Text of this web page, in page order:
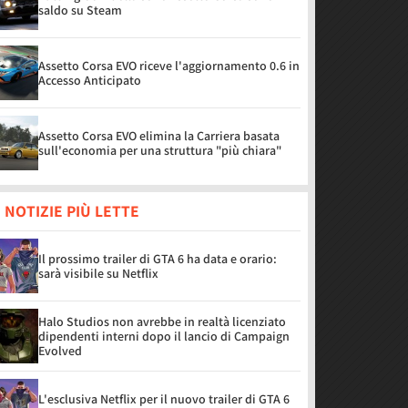
saldo su Steam
Assetto Corsa EVO riceve l'aggiornamento 0.6 in
Accesso Anticipato
Assetto Corsa EVO elimina la Carriera basata
sull'economia per una struttura "più chiara"
NOTIZIE PIÙ LETTE
Il prossimo trailer di GTA 6 ha data e orario:
sarà visibile su Netflix
Halo Studios non avrebbe in realtà licenziato
dipendenti interni dopo il lancio di Campaign
Evolved
L'esclusiva Netflix per il nuovo trailer di GTA 6